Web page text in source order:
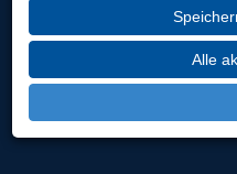
Alle